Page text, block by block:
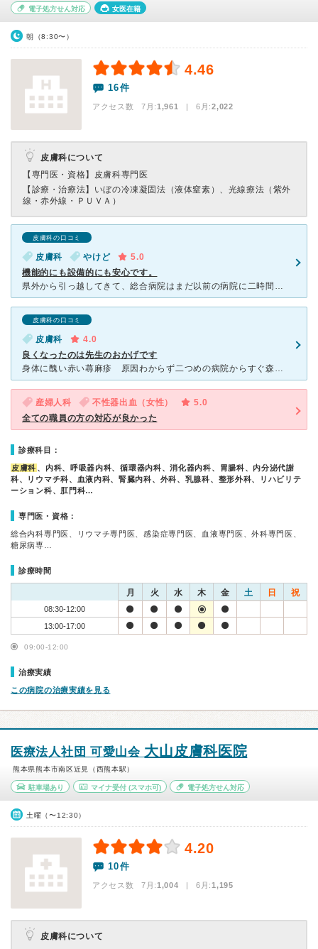
電子処方せん対応 女医在籍
朝（8:30〜）
4.46
16件
アクセス数 7月:1,961 | 6月:2,022
皮膚科について
【専門医・資格】 皮膚科専門医
【診療・治療法】 いぼの冷凍凝固法（液体窒素）、光線療法（紫外
線・赤外線・ＰＵＶＡ）
皮膚科の口コミ
皮膚科 やけど
5.0
機能的にも設備的にも安心です。
県外から引っ越してきて、総合病院はまだ以前の病院に二時間かけて、診察に通っています。 甲状腺癌の経過観察のため、新たな病院探しは大変です。 今回、手術後の知覚麻痺があるところが低温火傷になってしま
皮膚科の口コミ
皮膚科
4.0
良くなったのは先生のおかげです
身体に醜い赤い蕁麻疹 原因わからず二つめの病院からすぐ森都総合病院にいきなさいと言われ森都総合病院へ 整理券とって初診は3時間くらい待ちました 廊下にも患者さんたくさん やっと自分の番来たときは待ちく
産婦人科 不性器出血（女性）
5.0
全ての職員の方の対応が良かった
診療科目：
皮膚科 、内科、呼吸器内科、循環器内科、消化器内科、胃腸科、内分泌代謝
科、リウマチ科、血液内科、腎臓内科、外科、乳腺科、整形外科、リハビリテ
ーション科、肛門科…
専門医・資格：
総合内科専門医、リウマチ専門医、感染症専門医、血液専門医、外科専門医、
糖尿病専…
診療時間
月 火 水 木 金 土 日 祝
08:30-12:00
13:00-17:00
09:00-12:00
治療実績
この病院の治療実績を見る
医療法人社団 可愛山会 大山皮膚科医院
熊本県熊本市南区近見（西熊本駅）
駐車場あり マイナ受付(スマホ可) 電子処方せん対応
土曜（〜12:30）
4.20
10件
アクセス数 7月:1,004 | 6月:1,195
皮膚科について